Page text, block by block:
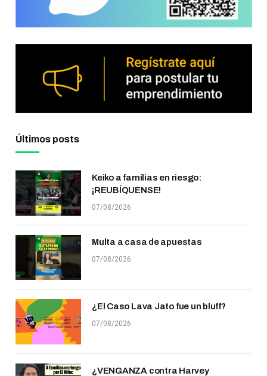
Últimos posts
Keiko a familias en riesgo:
¡REUBÍQUENSE!
07/08/2026
Multa a casa de apuestas
07/08/2026
¿El Caso Lava Jato fue un bluff?
07/08/2026
¿VENGANZA contra Harvey